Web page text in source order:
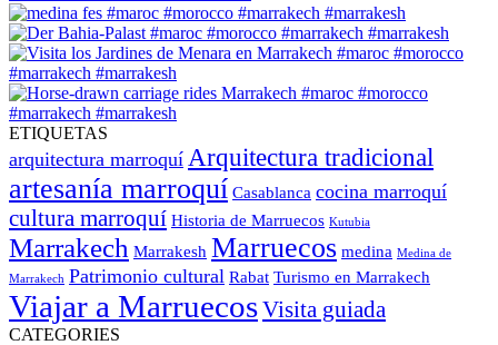
ETIQUETAS
arquitectura marroquí Arquitectura tradicional
artesanía marroquí Casablanca cocina marroquí
cultura marroquí Historia de Marruecos Kutubia
Marrakech Marrakesh Marruecos medina Medina de
Marrakech Patrimonio cultural Rabat Turismo en Marrakech
Viajar a MarruecosVisita guiada
CATEGORIES